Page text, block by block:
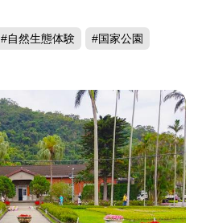
#自然生態体験 #国家公園